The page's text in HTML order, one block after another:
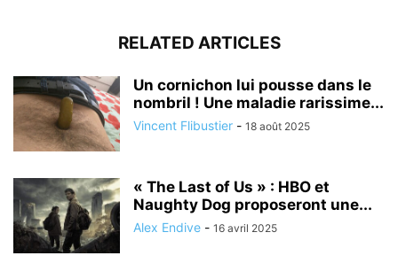
RELATED ARTICLES
Un cornichon lui pousse dans le
nombril ! Une maladie rarissime...
Vincent Flibustier - 18 août 2025
« The Last of Us » : HBO et
Naughty Dog proposeront une...
Alex Endive - 16 avril 2025